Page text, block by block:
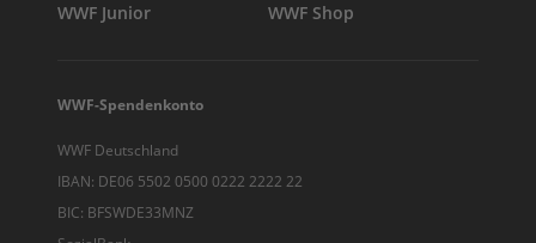
WWF Junior WWF Shop
WWF-Spendenkonto
WWF Deutschland
IBAN: DE06 5502 0500 0222 2222 22
BIC: BFSWDE33MNZ